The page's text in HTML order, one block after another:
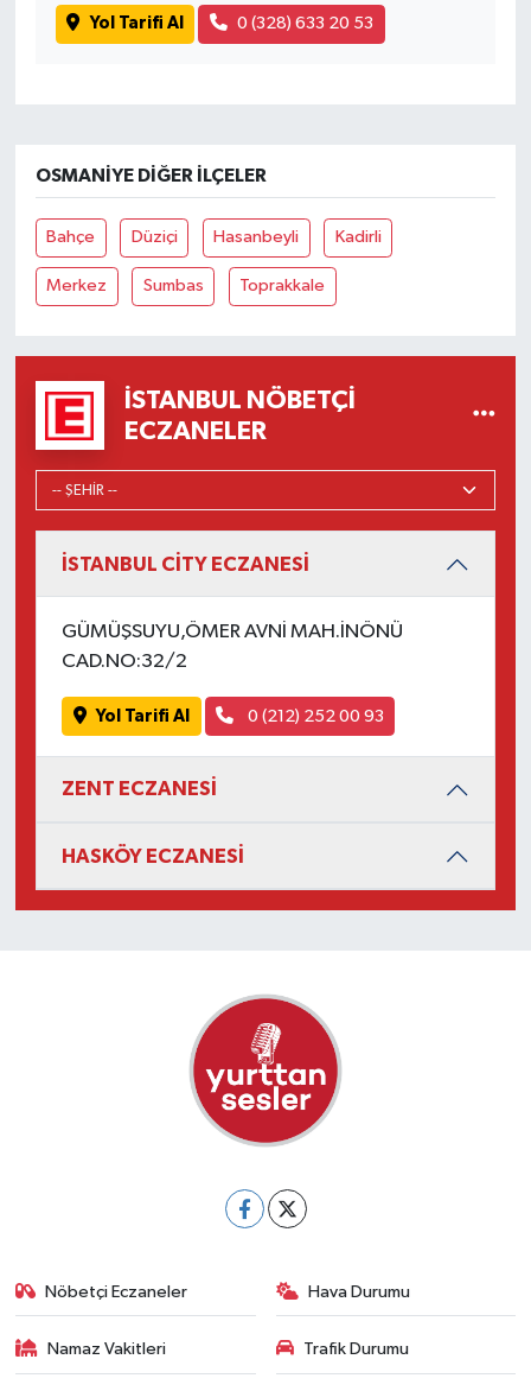
Yol Tarifi Al 0 (328) 633 20 53
OSMANIYE DIĞER İLÇELER
Bahçe Düziçi Hasanbeyli Kadirli
Merkez Sumbas Toprakkale
İSTANBUL NÖBETÇI
ECZANELER
İSTANBUL CİTY ECZANESİ
GÜMÜŞSUYU,ÖMER AVNİ MAH.İNÖNÜ
CAD.NO:32/2
Yol Tarifi Al 0 (212) 252 00 93
ZENT ECZANESİ
HASKÖY ECZANESİ
Nöbetçi Eczaneler Hava Durumu
Namaz Vakitleri Trafik Durumu